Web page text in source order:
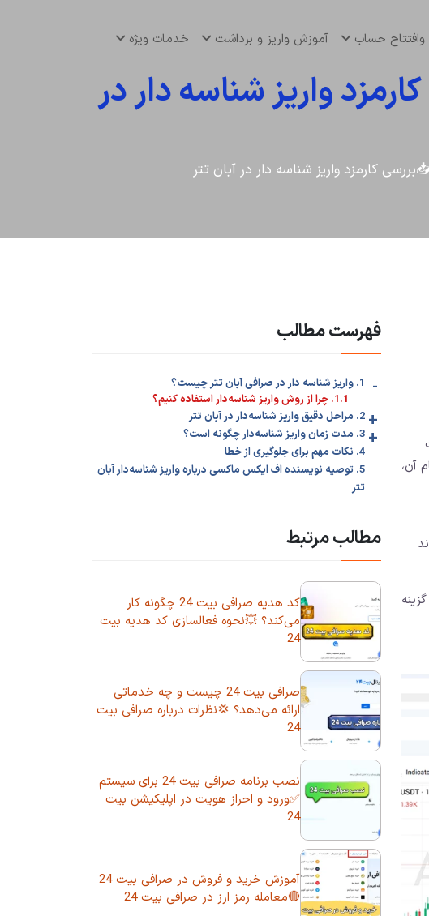
حساب آموزش واریز و برداشت خدمات ویژه
واریز شناسه دار در
کارمزد واریز شناسه دار در آبان تتر
آن،
فهرست مطالب
1. واریز شناسه دار در صرافی آبان تتر چیست؟ -
1.1. چرا از روش واریز شناسه‌دار استفاده کنیم؟
2. مراحل دقیق واریز شناسه‌دار در آبان تتر +
3. مدت زمان واریز شناسه‌دار چگونه است؟ +
4. نکات مهم برای جلوگیری از خطا
5. توصیه نویسنده اف ایکس ماکسی درباره واریز شناسه‌دار آبان
تتر
مطالب مرتبط
کد هدیه صرافی بیت 24 چگونه کار
می‌کند؟ 💥نحوه فعالسازی کد هدیه بیت
24
صرافی بیت 24 چیست و چه خدماتی
ارائه می‌دهد؟ 💢نظرات درباره صرافی بیت
24
نصب برنامه صرافی بیت 24 برای سیستم
✅ورود و احراز هویت در اپلیکیشن بیت
24
آموزش خرید و فروش در صرافی بیت 24
🔴معامله رمز ارز در صرافی بیت 24